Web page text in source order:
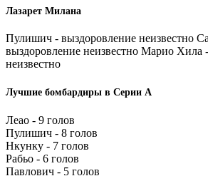
Лазарет Милана
Пулишич - выздоровление неизвестно
выздоровление неизвестно Марио Хила
неизвестно
Лучшие бомбардиры в Серии А
Леао - 9 голов
Пулишич - 8 голов
Нкунку - 7 голов
Рабьо - 6 голов
Павлович - 5 голов